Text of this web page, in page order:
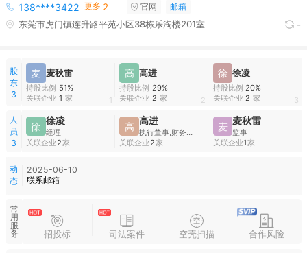
138****3422 更多 2 官网 邮箱
东莞市虎门镇连升路平苑小区38栋乐淘楼201室 -
股
东
3
麦 麦秋雷
持股比例 51%
关联企业 1 家 1
高 高进
持股比例 29%
关联企业 2 家 2
徐 徐凌
持股比例 20%
关联企业 2 家 3
人
员
3
徐 徐凌
经理
关联企业 2家
高 高进
执行董事,财务负责人
关联企业 2家
麦 麦秋雷
监事
关联企业1家
动
态
2025-06-10
联系邮箱
常
用
服
务
招投标 司法案件 空壳扫描 合作风险